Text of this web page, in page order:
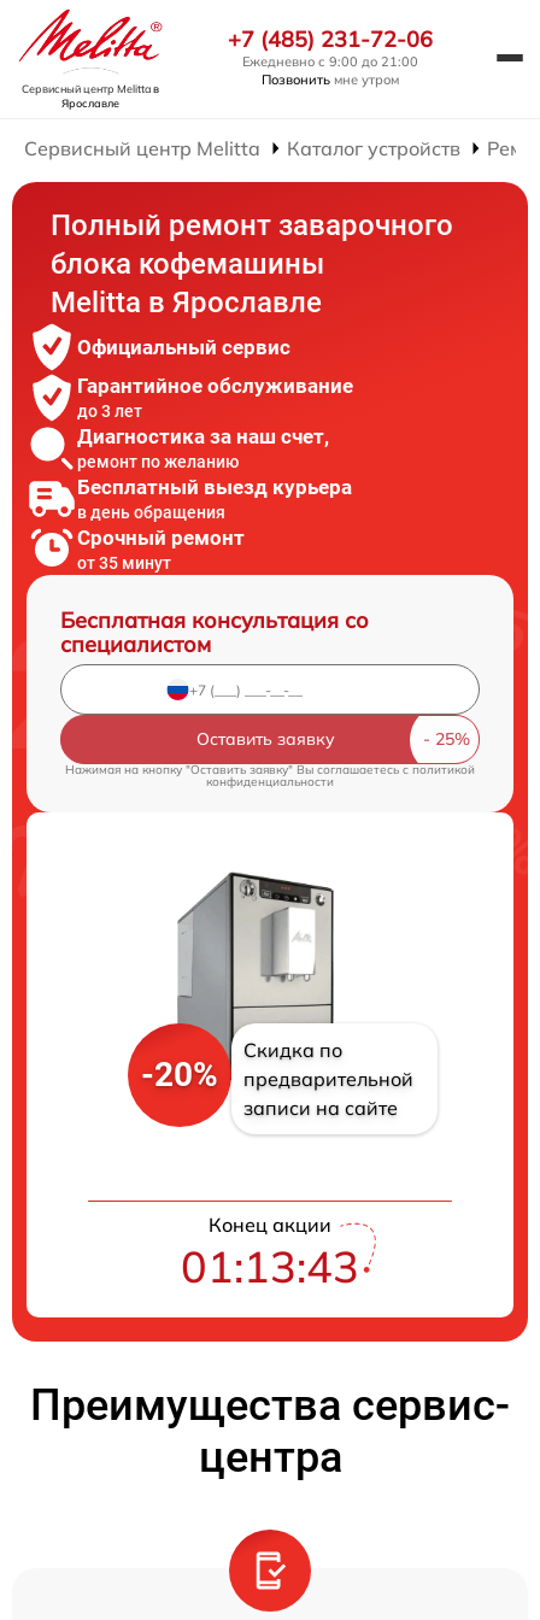
Сервисный центр Melittaв
Ярославле
+7 (485) 231-72-06
Ежедневно с 9:00 до 21:00
Позвонить мне утром
Сервисный центр Melitta Каталог устройств
Полный ремонт заварочного
блока кофемашины
Melitta в Ярославле
Официальный сервис
Гарантийное обслуживание
до 3 лет
Диагностика за наш счет,
ремонт по желанию
Бесплатный выезд курьера
в день обращения
Срочный ремонт
от 35 минут
Бесплатная консультация со
специалистом
Оставить заявку
Нажимая на кнопку "Оставить заявку" Вы соглашаетесь cполитикой
конфиденциальности
-20%
Скидка по
предварительной
записи на сайте
Конец акции
01:13:43
Преимущества сервис-
центра